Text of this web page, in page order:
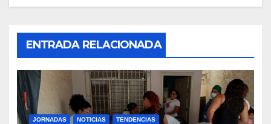
ENTRADA RELACIONADA
JORNADAS NOTICIAS TENDENCIAS